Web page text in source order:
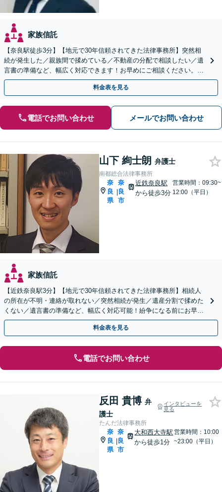
家族信託
【奈良駅徒歩3分】【地元で30年信頼されてきた法律事務所】突然相
続が発生した／親族間で揉めている／不動産の分配で相談したい／遺
言書の準備など、幅広く対応できます！お早めにご相談ください。他
士業と連携しスピーディーな解決を目指します
料金表を見る
電話でお問い合わせ メールでお問い合わせ
山下 絢士朗 弁護士
南都総合法律事務所
奈
良
県
|
奈
良
市
近鉄奈良駅
から徒歩3分
営業時間：09:30~
12:00（平日）
家族信託
【近鉄奈良駅3分】【地元で30年信頼されてきた法律事務所】相続人
の所在が不明・連絡が取れない／突然相続が発生／遺産分割で揉めた
くない／遺言書の準備など、幅広く対応可能！紛争になる前にお早め
にご相談ください。【複数弁護士で対応可能】
料金表を見る
電話でお問い合わせ
反田 貴博 弁
護士
インタビューを
見る
たんだ法律事務所
奈
良
県
|
奈
良
市
大和西大寺駅
から徒歩1分
営業時間：10:00
~23:00（平日）